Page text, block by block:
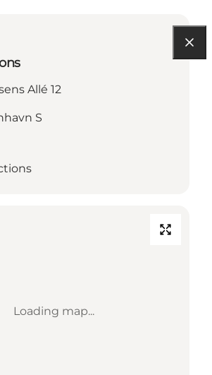
Allé 12
S
Loading map...